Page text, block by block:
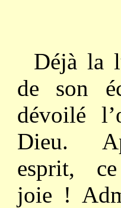
Déjà la
de son
dévoilé
Dieu.
esprit,
joie !